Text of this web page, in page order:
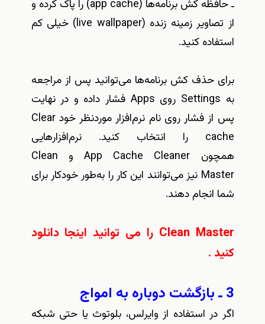
ـ حافظه‌ کش برنامه‌ها (app cache) را پاک کرده و
از تصاویر زمینه زنده (live wallpaper) خیلی کم
استفاده کنید.
برای حذف کش برنامه‌ها می‌توانید پس از مراجعه
به Settings روی Apps فشار داده و در نهایت
پس از فشار روی نام نرم‌افزار موردنظر خود Clear
cache را انتخاب کنید. نرم‌افزارهایی
همچون App Cache Cleaner و Clean
Master نیز می‌توانند این کار را به‌طور خودکار برای
شما انجام دهند.
Clean Master را می توانید اینجا دانلود
کنید .
3 ـ بازگشت دوباره به امواج
اگر در استفاده از وایرلس، بلوتوث یا حتی شبکه‌